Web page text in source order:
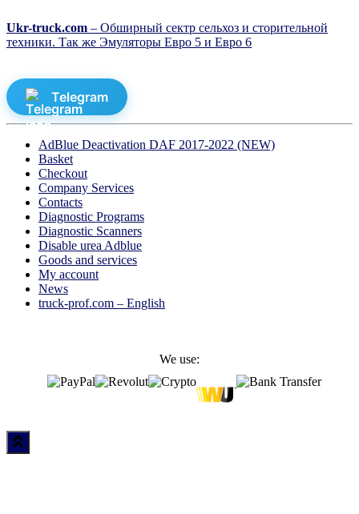
Ukr-truck.com – Обширный сектр сельхоз и сторительной
техники. Так же Эмуляторы Евро 5 и Евро 6
Telegram
AdBlue Deactivation DAF 2017-2022 (NEW)
Basket
Checkout
Company Services
Contacts
Diagnostic Programs
Diagnostic Scanners
Disable urea Adblue
Goods and services
My account
News
truck-prof.com – English
We use: